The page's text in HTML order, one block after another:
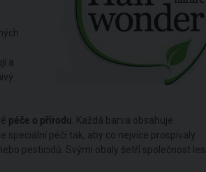
a
péče o přírodu . Každá barva obsahuje
speciální péčí tak, aby co nejvíce prospívaly
pesticidů. Svými obaly šetří společnost